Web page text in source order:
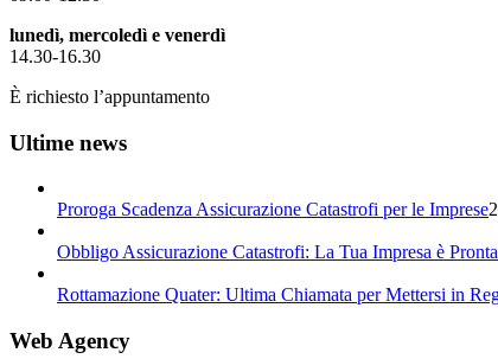
lunedì, mercoledì e venerdì
14.30-16.30
È richiesto l’appuntamento
Ultime news
Proroga Scadenza Assicurazione Catastrofi per le Imprese
Obbligo Assicurazione Catastrofi: La Tua Impresa è
Rottamazione Quater: Ultima Chiamata per Mettersi in
Web Agency